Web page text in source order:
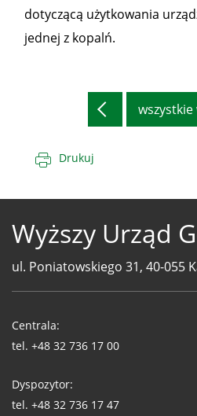
dotyczącą użytkowania
jednej z kopalń.
Drukuj
Wyższy Urząd
ul. Poniatowskiego 31, 40-055
WUG
Centrala:
tel. +48 32 736 17 00
Dyspozytor:
tel. +48 32 736 17 47